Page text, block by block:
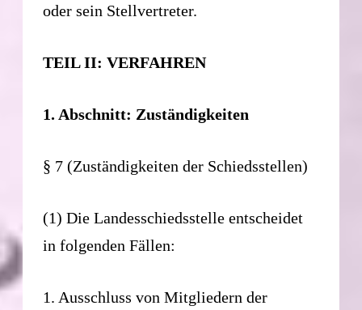
oder sein Stellvertreter.
TEIL II: VERFAHREN
1. Abschnitt: Zuständigkeiten
§ 7 (Zuständigkeiten der Schiedsstellen)
(1) Die Landesschiedsstelle entscheidet
in folgenden Fällen:
1. Ausschluss von Mitgliedern der